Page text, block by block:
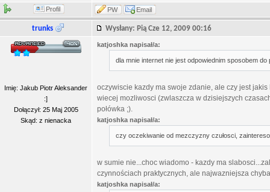
Profil PW Email
trunks Wysłany: Pią Cze 12, 2009 00:16
Imię: Jakub Piotr Aleksander
:]
Dołączył: 25 Maj 2005
Skąd: z nienacka
katjoshka napisał/a:
dla mnie internet nie jest odpowiednim sposobem
oczywiscie kazdy ma swoje zdanie, ale czy jest
wiecej mozliwosci (zwlaszcza w dzisiejszych
połówka ;).
katjoshka napisał/a:
czy oczekiwanie od mezczyzny czułosci,
w sumie nie...choc wiadomo - kazdy ma
czynnościach praktycznych, ale najwazniejsza
katjoshka napisał/a: